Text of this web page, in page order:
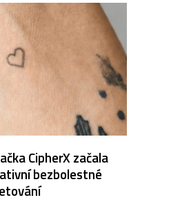
CipherX začala
bezbolestné